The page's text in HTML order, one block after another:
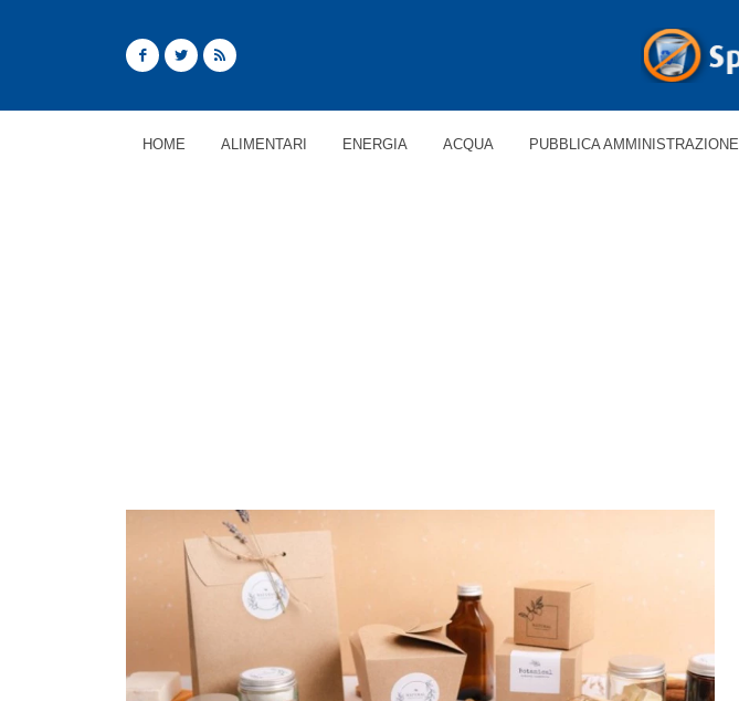
HOME ALIMENTARI ENERGIA ACQUA PUBBLICA AMMINISTRAZIONE